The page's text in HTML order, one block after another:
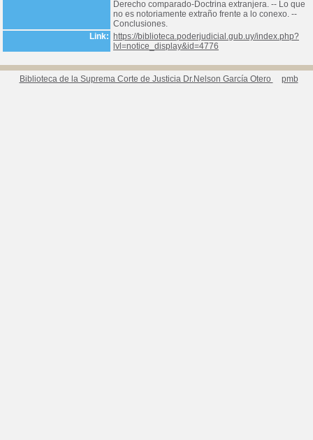
Derecho comparado-Doctrina extranjera. -- Lo que
no es notoriamente extraño frente a lo conexo. --
Conclusiones.
Link:
https://biblioteca.poderjudicial.gub.uy/index.php?
lvl=notice_display&id=4776
Biblioteca de la Suprema Corte de Justicia Dr.Nelson García Otero pmb